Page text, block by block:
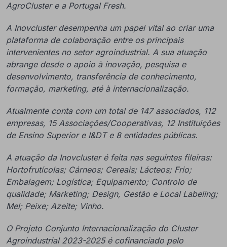
AgroCluster e a Portugal Fresh.
A Inovcluster desempenha um papel vital ao criar uma
plataforma de colaboração entre os principais
intervenientes no setor agroindustrial. A sua atuação
abrange desde o apoio à inovação, pesquisa e
desenvolvimento, transferência de conhecimento,
formação, marketing, até à internacionalização.
Atualmente conta com um total de 147 associados, 112
empresas, 15 Associações/Cooperativas, 12 Instituições
de Ensino Superior e I&DT e 8 entidades públicas.
A atuação da Inovcluster é feita nas seguintes fileiras:
Hortofrutícolas; Cárneos; Cereais; Lácteos; Frio;
Embalagem; Logística; Equipamento; Controlo de
qualidade; Marketing; Design, Gestão e Local Labeling;
Mel; Peixe; Azeite; Vinho.
O Projeto Conjunto Internacionalização do Cluster
Agroindustrial 2023-2025 é cofinanciado pelo